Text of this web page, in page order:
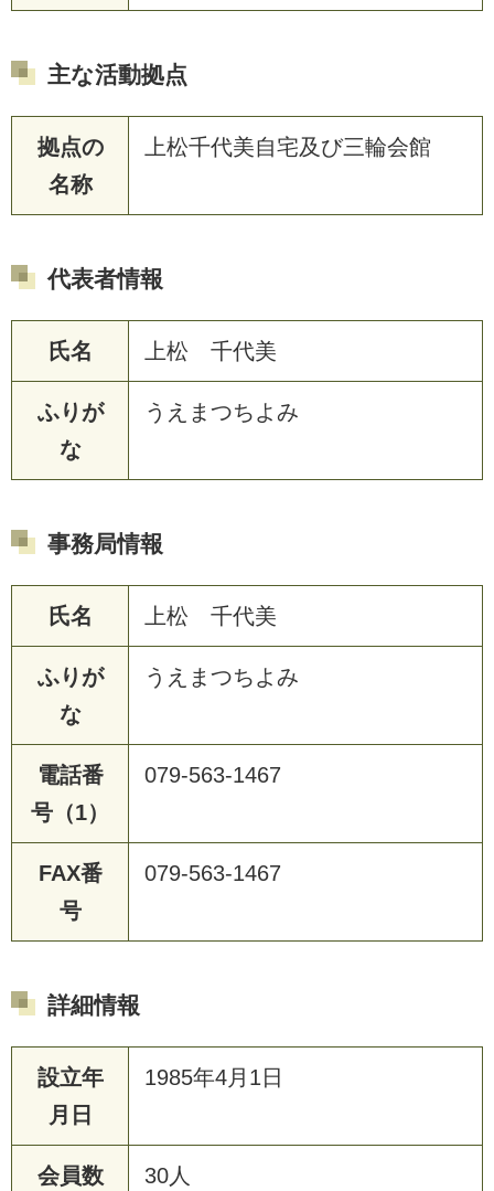
主な活動拠点
拠点の
名称
上松千代美自宅及び三輪会館
代表者情報
氏名 上松 千代美
ふりが
な
うえまつちよみ
事務局情報
氏名 上松 千代美
ふりが
な
うえまつちよみ
電話番
号（1）
079-563-1467
FAX番
号
079-563-1467
詳細情報
設立年
月日
1985年4月1日
会員数 30人